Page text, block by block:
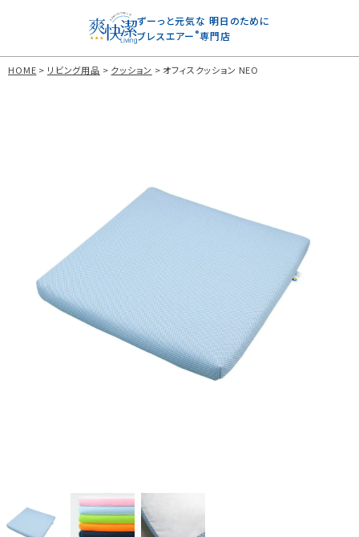
ずーっと元気な 明日のために
ブレスエアー ®専門店
HOME リビング用品 クッション オフィスクッション NEO